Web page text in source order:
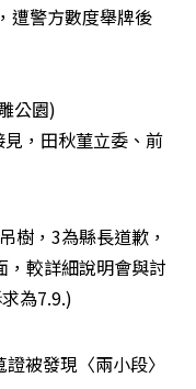
公園)
樹，3為縣長道歉，
，較詳細說明會與討
為7.9.)
被發現〈兩小段〉